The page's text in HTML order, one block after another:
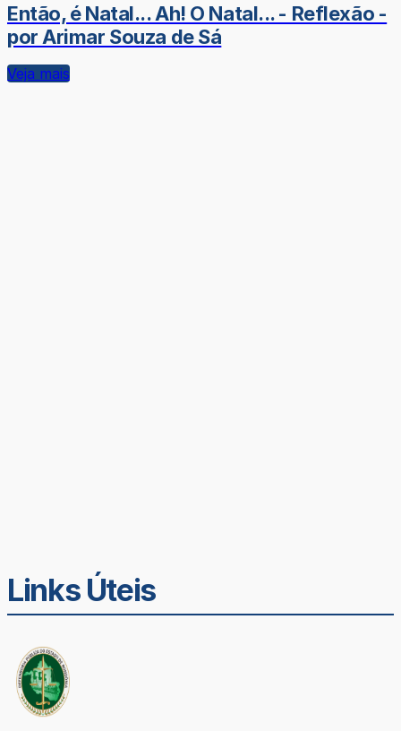
Então, é Natal... Ah! O Natal... - Reflexão -
por Arimar Souza de Sá
Veja mais
Links Úteis